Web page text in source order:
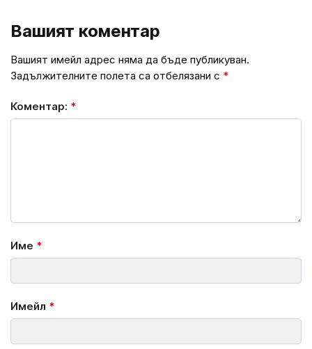
Вашият коментар
Вашият имейл адрес няма да бъде публикуван.
Задължителните полета са отбелязани с *
Коментар: *
Име *
Имейл *